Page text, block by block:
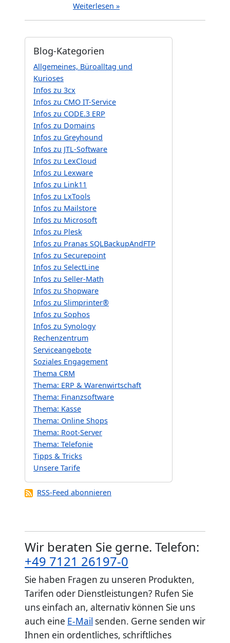
Weiterlesen »
Blog-Kategorien
Allgemeines, Büroalltag und
Kurioses
Infos zu 3cx
Infos zu CMO IT-Service
Infos zu CODE.3 ERP
Infos zu Domains
Infos zu Greyhound
Infos zu JTL-Software
Infos zu LexCloud
Infos zu Lexware
Infos zu Link11
Infos zu LxTools
Infos zu Mailstore
Infos zu Microsoft
Infos zu Plesk
Infos zu Pranas SQLBackupAndFTP
Infos zu Securepoint
Infos zu SelectLine
Infos zu Seller-Math
Infos zu Shopware
Infos zu Slimprinter®
Infos zu Sophos
Infos zu Synology
Rechenzentrum
Serviceangebote
Soziales Engagement
Thema CRM
Thema: ERP & Warenwirtschaft
Thema: Finanzsoftware
Thema: Kasse
Thema: Online Shops
Thema: Root-Server
Thema: Telefonie
Tipps & Tricks
Unsere Tarife
RSS-Feed abonnieren
Wir beraten Sie gerne. Telefon:
+49 7121 26197-0
Sie haben Fragen zu unseren Produkten,
Tarifen oder Dienstleistungen? Rufen Sie
uns einfach an, alternativ können Sie uns
auch eine E-Mail senden. Gerne senden wir
Ihnen ein ordentliches, schriftliches